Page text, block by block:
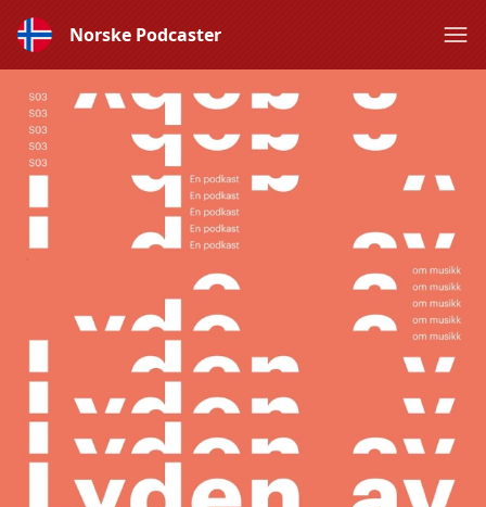
Norske Podcaster